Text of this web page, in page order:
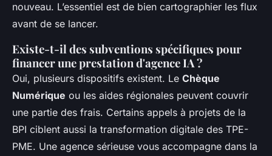
nouveau. L’essentiel est de bien cartographier les flux
avant de se lancer.
Existe-t-il des subventions spécifiques pour
financer une prestation d'agence IA ?
Oui, plusieurs dispositifs existent. Le Chèque
Numérique ou les aides régionales peuvent couvrir
une partie des frais. Certains appels à projets de la
BPI ciblent aussi la transformation digitale des TPE-
PME. Une agence sérieuse vous accompagne dans la